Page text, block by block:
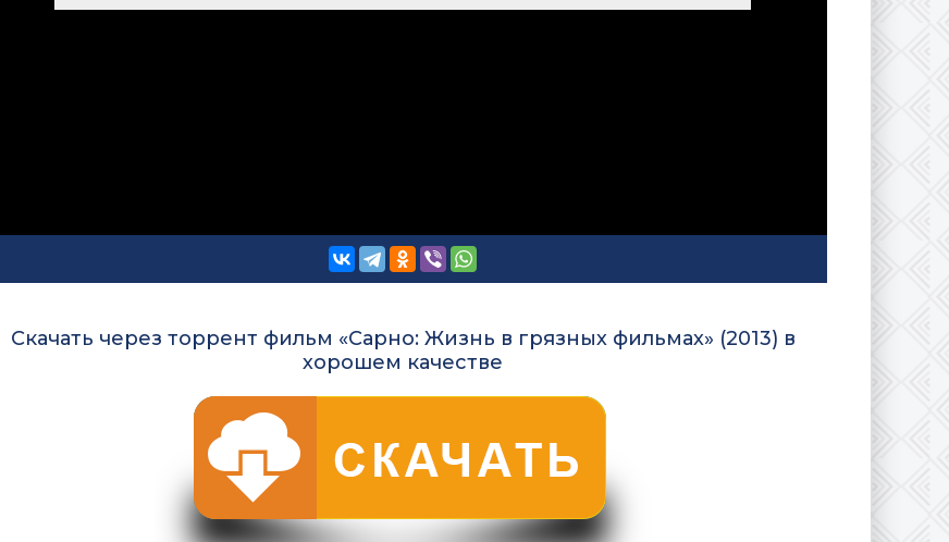
Скачать через торрент фильм «Сарно: Жизнь в грязных фильмах» (2013) в
хорошем качестве